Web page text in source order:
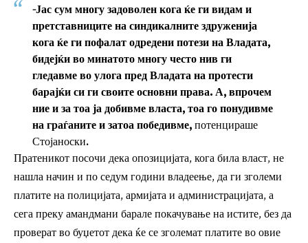
-Јас сум многу задоволен кога ќе ги видам и
претставниците на синдикалните здруженија
кога ќе ги пофалат одредени потези на Владата,
бидејќи во минатото многу често нив ги
гледавме во улога пред Владата на протести
барајќи си ги своите основни права. А, впрочем
ние и за тоа ја добивме власта, тоа го понудивме
на граѓаните и затоа победивме,потенцираше
Стојаноски.
Пратеникот посочи дека опозицијата, кога била власт, не
нашла начин и по седум години владеење, да ги зголеми
платите на полицијата, армијата и администрацијата, а
сега преку амандмани барале покачување на истите, без да
проверат во буџетот дека ќе се зголемат платите во овие